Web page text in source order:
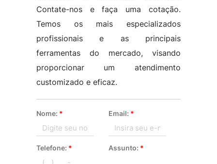
Contate-nos e faça uma cotação.
Temos os mais especializados
profissionais e as principais
ferramentas do mercado, visando
proporcionar um atendimento
customizado e eficaz.
Nome: * Email: *
Telefone: * Assunto: *